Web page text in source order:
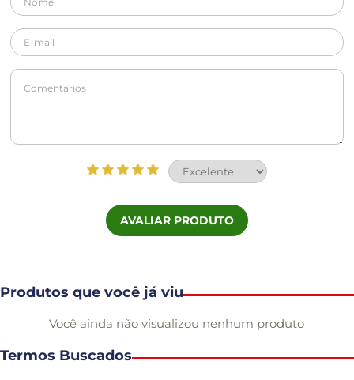
AVALIAR PRODUTO
Produtos que você já viu
Você ainda não visualizou nenhum produto
Termos Buscados